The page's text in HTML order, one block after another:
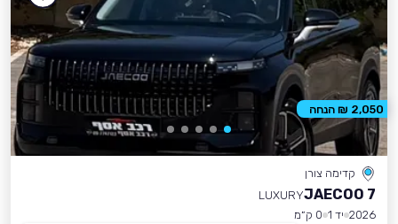
קדימה צורן
JAECOO 7
LUXURY
2026 יד 1
0 ק״מ
2,050 ₪ הנחה